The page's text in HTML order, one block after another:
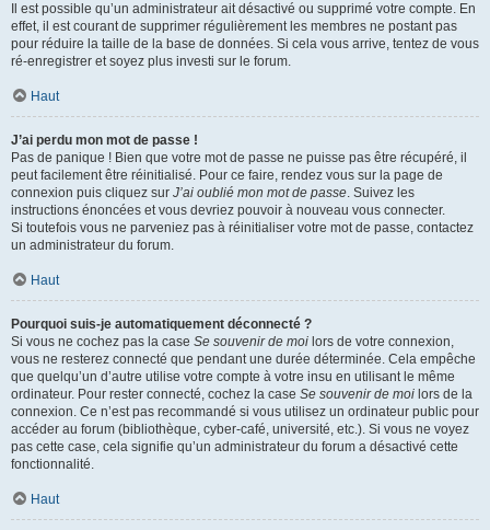
Il est possible qu’un administrateur ait désactivé ou supprimé votre compte. En
effet, il est courant de supprimer régulièrement les membres ne postant pas
pour réduire la taille de la base de données. Si cela vous arrive, tentez de vous
ré-enregistrer et soyez plus investi sur le forum.
Haut
J’ai perdu mon mot de passe !
Pas de panique ! Bien que votre mot de passe ne puisse pas être récupéré, il
peut facilement être réinitialisé. Pour ce faire, rendez vous sur la page de
connexion puis cliquez sur J’ai oublié mon mot de passe. Suivez les
instructions énoncées et vous devriez pouvoir à nouveau vous connecter.
Si toutefois vous ne parveniez pas à réinitialiser votre mot de passe, contactez
un administrateur du forum.
Haut
Pourquoi suis-je automatiquement déconnecté ?
Si vous ne cochez pas la case Se souvenir de moi lors de votre connexion,
vous ne resterez connecté que pendant une durée déterminée. Cela empêche
que quelqu’un d’autre utilise votre compte à votre insu en utilisant le même
ordinateur. Pour rester connecté, cochez la case Se souvenir de moi lors de la
connexion. Ce n’est pas recommandé si vous utilisez un ordinateur public pour
accéder au forum (bibliothèque, cyber-café, université, etc.). Si vous ne voyez
pas cette case, cela signifie qu’un administrateur du forum a désactivé cette
fonctionnalité.
Haut